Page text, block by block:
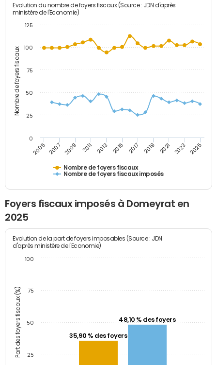
Nombre de foyers fiscaux
Evolution du nombre de foyers fiscaux (Source : JDN d'après
ministère de l'Economie)
Nombre de foyers fiscaux
Nombre de foyers fiscaux imposés
2005 2007 2009 2011 2013 2015 2017 2019 2021 2023 2025
0
25
50
75
100
125
Foyers fiscaux imposés à Domeyrat en
2025
Part des foyers fiscaux (%)
Evolution de la part de foyers imposables (Source : JDN
d'après ministère de l'Economie)
35,90 % des foyers
48,10 % des foyers
25
50
75
100